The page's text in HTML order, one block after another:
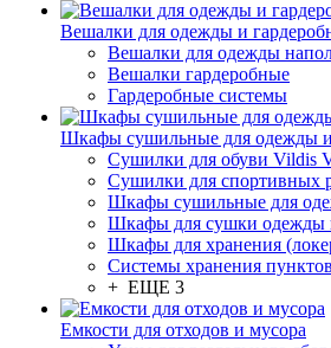
Вешалки для одежды и
Вешалки для одежды
Вешалки гардеробные
Гардеробные системы
Шкафы сушильные для одежды
Сушилки для обуви Vildis
Сушилки для спортивных
Шкафы сушильные для
Шкафы для сушки одежды
Шкафы для хранения
Системы хранения
+ ЕЩЕ 3
Емкости для отходов и мусора